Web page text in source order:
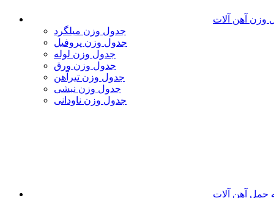
وزن آهن آلات
جدول وزن میلگرد
جدول وزن پروفیل
جدول وزن لوله
جدول وزن ورق
جدول وزن تیرآهن
جدول وزن نبشی
جدول وزن ناودانی
حمل آهن آلات